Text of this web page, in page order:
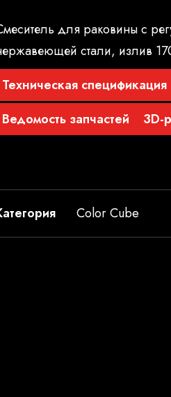
для раковины с
стали, излив
Техническая спецификация
Ведомость запчастей
3D-
Color Cube